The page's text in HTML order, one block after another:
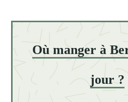
Où manger à
jour ?